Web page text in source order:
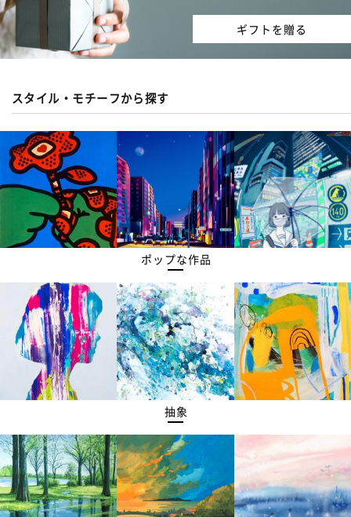
ギフトを贈る
スタイル・モチーフから探す
ポップな作品
抽象